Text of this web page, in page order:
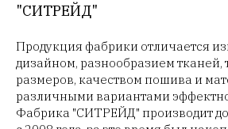
"СИТРЕЙД"
Продукция фабрики отличается
дизайном, разнообразием тканей,
размеров, качеством пошива и
различными вариантами
Фабрика "СИТРЕЙД" производит